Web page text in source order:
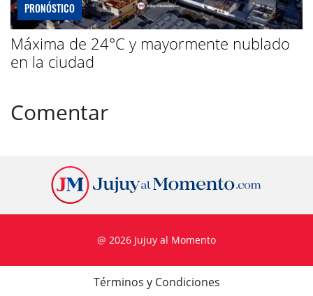
PRONÓSTICO
Máxima de 24°C y mayormente nublado
en la ciudad
Comentar
@ 2026 Jujuy al Momento
Términos y Condiciones